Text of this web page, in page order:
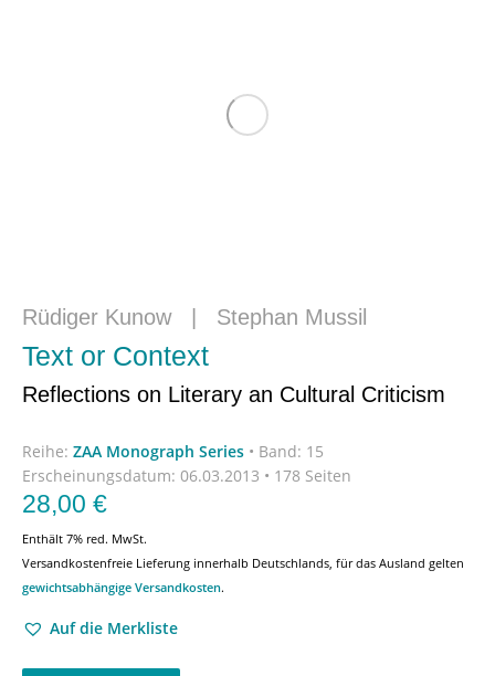
Rüdiger Kunow| Stephan Mussil
Text or Context
Reflections on Literary an Cultural Criticism
Reihe: ZAA Monograph Series • Band: 15
Erscheinungsdatum: 06.03.2013 • 178 Seiten
28,00 €
Enthält 7% red. MwSt.
Versandkostenfreie Lieferung innerhalb Deutschlands, für das Ausland gelten
gewichtsabhängige Versandkosten.
Auf die Merkliste